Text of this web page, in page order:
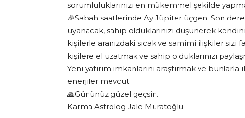
sorumluluklarınızı en mükemmel şekilde
🎉Sabah saatlerinde Ay Jüpiter üçgen. Son
uyanacak, sahip olduklarınızı düşünerek
kişilerle aranızdaki sıcak ve samimi ilişkiler sizi
kişilere el uzatmak ve sahip olduklarınızı
Yeni yatırım imkanlarını araştırmak ve
enerjiler mevcut.
🙏Gününüz güzel geçsin.
Karma Astrolog Jale Muratoğlu